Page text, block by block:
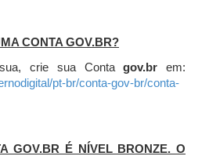
CONTA GOV.BR?
crie sua Contagov.br em:
pt-br/conta-gov-br/conta-
GOV.BR É NÍVEL BRONZE. O